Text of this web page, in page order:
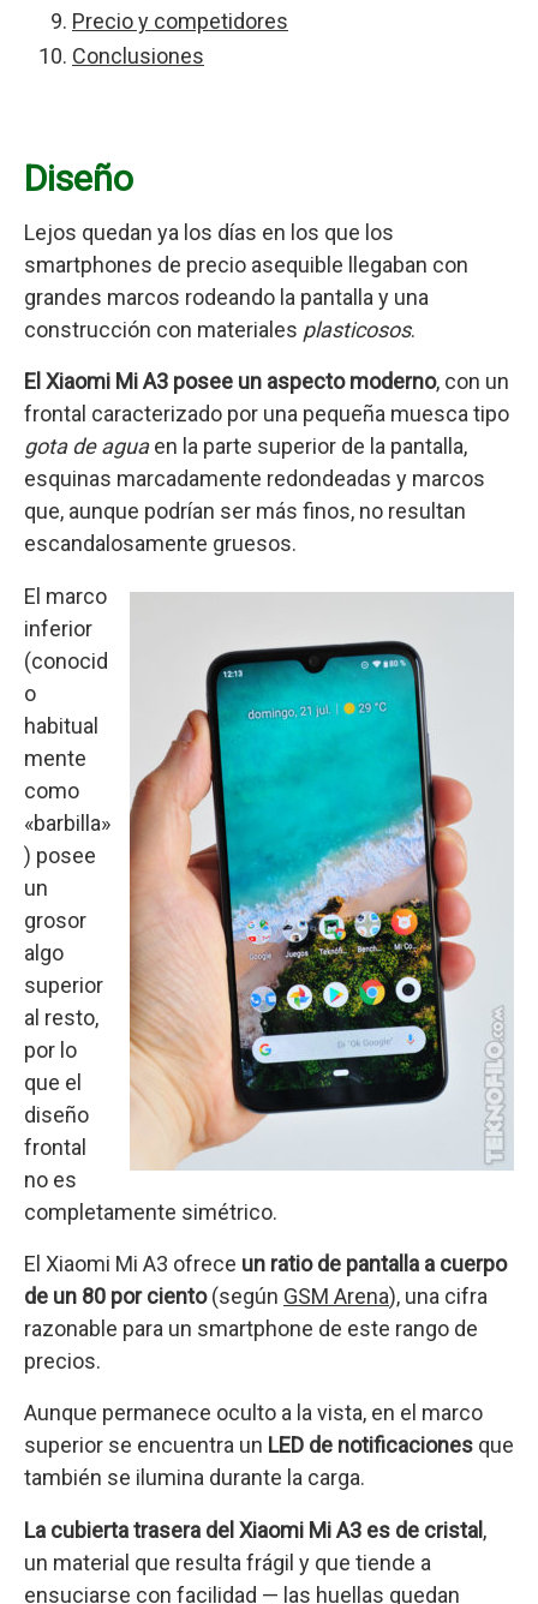
Precio y competidores
Conclusiones
Diseño
Lejos quedan ya los días en los que los
smartphones de precio asequible llegaban con
grandes marcos rodeando la pantalla y una
construcción con materiales plasticosos.
El Xiaomi Mi A3 posee un aspecto moderno, con un
frontal caracterizado por una pequeña muesca tipo
gota de aguaen la parte superior de la pantalla,
esquinas marcadamente redondeadas y marcos
que, aunque podrían ser más finos, no resultan
escandalosamente gruesos.
El marco
inferior
(conocid
o
habitual
mente
como
«barbilla»
) posee
un
grosor
algo
superior
al resto,
por lo
que el
diseño
frontal
no es
completamente simétrico.
El Xiaomi Mi A3 ofrece un ratio de pantalla a cuerpo
de un 80 por ciento(según GSM Arena), una cifra
razonable para un smartphone de este rango de
precios.
Aunque permanece oculto a la vista, en el marco
superior se encuentra un LED de notificaciones que
también se ilumina durante la carga.
La cubierta trasera del Xiaomi Mi A3 es de cristal,
un material que resulta frágil y que tiende a
ensuciarse con facilidad — las huellas quedan